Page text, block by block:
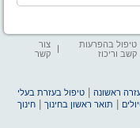
טיפול בהפרעות
קשב וריכוז
צור
קשר
ראשונה |טיפול בעזרת בעלי
תואר ראשון בחינוך |חינוך